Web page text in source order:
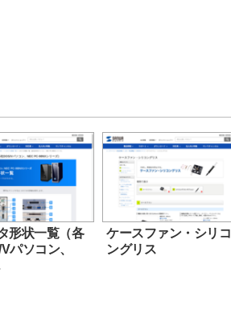
形状一覧（各
パソコン、
ケースファン・シリコ
ングリス